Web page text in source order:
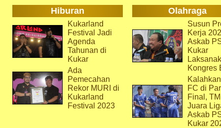
Hiburan Olahraga
Kukarland
Festival Jadi
Agenda
Tahunan di
Kukar
Ada
Pemecahan
Rekor MURI di
Kukarland
Festival 2023
Susun
Kerja
Askab
Kukar
Kongres
FC di
Final,
Juara
Askab
Kukar